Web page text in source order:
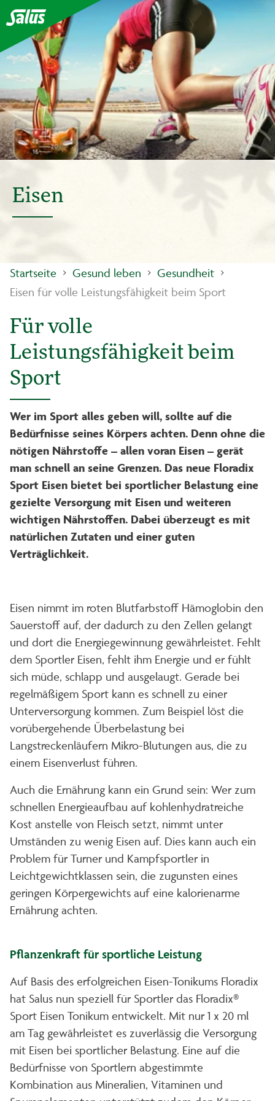
Eisen
Startseite Gesund leben
Gesundheit
Eisen für volle Leistungsfähigkeit beim Sport
Für volle
Leistungsfähigkeit beim
Sport
Wer im Sport alles geben will, sollte auf die
Bedürfnisse seines Körpers achten. Denn ohne die
nötigen Nährstoffe – allen voran Eisen – gerät
man schnell an seine Grenzen. Das neue Floradix
Sport Eisen bietet bei sportlicher Belastung eine
gezielte Versorgung mit Eisen und weiteren
wichtigen Nährstoffen. Dabei überzeugt es mit
natürlichen Zutaten und einer guten
Verträglichkeit.
Eisen nimmt im roten Blutfarbstoff Hämoglobin den
Sauerstoff auf, der dadurch zu den Zellen gelangt
und dort die Energiegewinnung gewährleistet. Fehlt
dem Sportler Eisen, fehlt ihm Energie und er fühlt
sich müde, schlapp und ausgelaugt. Gerade bei
regelmäßigem Sport kann es schnell zu einer
Unterversorgung kommen. Zum Beispiel löst die
vorübergehende Überbelastung bei
Langstreckenläufern Mikro-Blutungen aus, die zu
einem Eisenverlust führen.
Auch die Ernährung kann ein Grund sein: Wer zum
schnellen Energieaufbau auf kohlenhydratreiche
Kost anstelle von Fleisch setzt, nimmt unter
Umständen zu wenig Eisen auf. Dies kann auch ein
Problem für Turner und Kampfsportler in
Leichtgewichtklassen sein, die zugunsten eines
geringen Körpergewichts auf eine kalorienarme
Ernährung achten.
Pflanzenkraft für sportliche Leistung
Auf Basis des erfolgreichen Eisen-Tonikums Floradix
hat Salus nun speziell für Sportler das Floradix®
Sport Eisen Tonikum entwickelt. Mit nur 1 x 20 ml
am Tag gewährleistet es zuverlässig die Versorgung
mit Eisen bei sportlicher Belastung. Eine auf die
Bedürfnisse von Sportlern abgestimmte
Kombination aus Mineralien, Vitaminen und